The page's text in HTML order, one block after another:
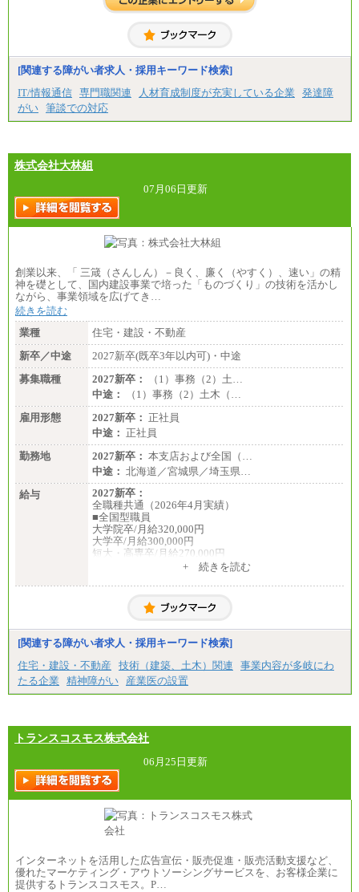
[関連する障がい者求人・採用キーワード検索]
IT/情報通信 専門職関連 人材育成制度が充実している企業
発達障
がい 筆談での対応
株式会社大林組
07月06日更新
創業以来、「 三箴（さんしん）－良く、廉く（やすく）、速い」の精
神を礎として、国内建設事業で培った「ものづくり」の技術を活かし
ながら、事業領域を広げてき…
続きを読む
業種
住宅・建設・不動産
新卒／中途
2027新卒(既卒3年以内可)・中途
募集職種
2027新卒：
（1）事務（2）土…
中途：
（1）事務（2）土木（…
雇用形態
2027新卒： 正社員
中途： 正社員
勤務地
2027新卒： 本支店および全国（…
中途： 北海道／宮城県／埼玉県…
給与
2027新卒：
全職種共通（2026年4月実績）
■全国型職員
大学院卒/月給320,000円
大学卒/月給300,000円
短大・高専卒/月給270,000円
大学院卒/月給256,000円～288,000円
大学卒/月給240,000円～270,000円
短大・高専卒/月給216,000円～243,000円
■特定職員※
大学院卒/月給234,000円～263,000円
大学卒/月給219,000円～246,000円
短大・高専卒/月給197,000円～222,000円
※拠点型職員、特定職員の給与は、生活の拠点が定
す。
中途：
全職種共通
月給制
226,600円～390,100円（勤務地域等により異なりま
す）
・ご経験やスキルを考慮し、選考の中で決定いたし
ます。
・試用期間中も同額支給します。
+ 続きを読む
[関連する障がい者求人・採用キーワード検索]
住宅・建設・不動産
技術（建築、土木）関連
事業内容が多岐にわ
たる企業
精神障がい 産業医の設置
トランスコスモス株式会社
06月25日更新
インターネットを活用した広告宣伝・販売促進・販売活動支援など、
優れたマーケティング・アウトソーシングサービスを、お客様企業に
提供するトランスコスモス。P…